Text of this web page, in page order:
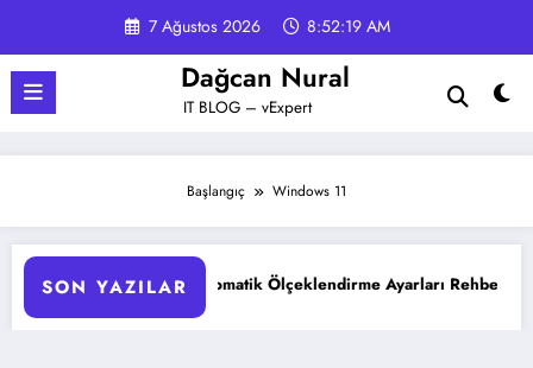
7 Ağustos 2026 8:52:20 AM
Dağcan Nural
IT BLOG – vExpert
Başlangıç Windows 11
SON YAZILAR
Ayarları Rehberi Google Gemini 3 ile